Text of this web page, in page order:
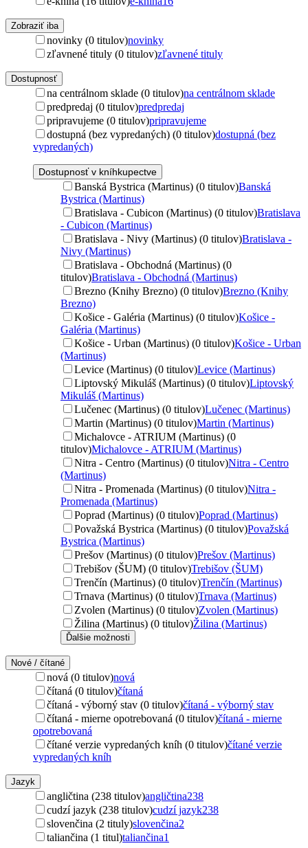
Zobraziť iba
novinky (0 titulov)novinky
zľavnené tituly (0 titulov)zľavnené tituly
Dostupnosť
na centrálnom sklade (0 titulov)na centrálnom sklade
predpredaj (0 titulov)predpredaj
pripravujeme (0 titulov)pripravujeme
dostupná (bez vypredaných) (0 titulov)dostupná (bez
vypredaných)
Dostupnosť v kníhkupectve
Banská Bystrica (Martinus) (0 titulov)Banská
Bystrica (Martinus)
Bratislava - Cubicon (Martinus) (0 titulov)Bratislava
- Cubicon (Martinus)
Bratislava - Nivy (Martinus) (0 titulov)Bratislava -
Nivy (Martinus)
Bratislava - Obchodná (Martinus) (0
titulov)Bratislava - Obchodná (Martinus)
Brezno (Knihy Brezno) (0 titulov)Brezno (Knihy
Brezno)
Košice - Galéria (Martinus) (0 titulov)Košice -
Galéria (Martinus)
Košice - Urban (Martinus) (0 titulov)Košice - Urban
(Martinus)
Levice (Martinus) (0 titulov)Levice (Martinus)
Liptovský Mikuláš (Martinus) (0 titulov)Liptovský
Mikuláš (Martinus)
Lučenec (Martinus) (0 titulov)Lučenec (Martinus)
Martin (Martinus) (0 titulov)Martin (Martinus)
Michalovce - ATRIUM (Martinus) (0
titulov)Michalovce - ATRIUM (Martinus)
Nitra - Centro (Martinus) (0 titulov)Nitra - Centro
(Martinus)
Nitra - Promenada (Martinus) (0 titulov)Nitra -
Promenada (Martinus)
Poprad (Martinus) (0 titulov)Poprad (Martinus)
Považská Bystrica (Martinus) (0 titulov)Považská
Bystrica (Martinus)
Prešov (Martinus) (0 titulov)Prešov (Martinus)
Trebišov (ŠUM) (0 titulov)Trebišov (ŠUM)
Trenčín (Martinus) (0 titulov)Trenčín (Martinus)
Trnava (Martinus) (0 titulov)Trnava (Martinus)
Zvolen (Martinus) (0 titulov)Zvolen (Martinus)
Žilina (Martinus) (0 titulov)Žilina (Martinus)
Ďalšie možnosti
Nové / čítané
nová (0 titulov)nová
čítaná (0 titulov)čítaná
čítaná - výborný stav (0 titulov)čítaná - výborný stav
čítaná - mierne opotrebovaná (0 titulov)čítaná - mierne
opotrebovaná
čítané verzie vypredaných kníh (0 titulov)čítané verzie
vypredaných kníh
Jazyk
angličtina (238 titulov)angličtina238
cudzí jazyk (238 titulov)cudzí jazyk238
slovenčina (2 tituly)slovenčina2
taliančina (1 titul)taliančina1